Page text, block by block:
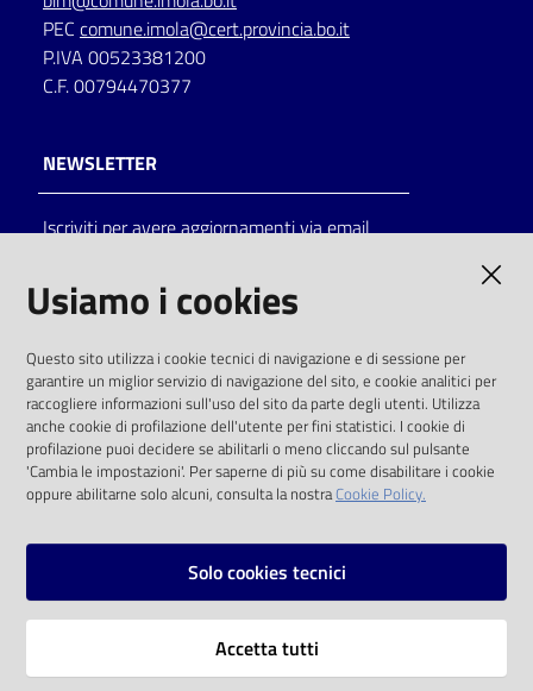
Catalogo
on line
Eventi
Chiedi al
bibliotecario
Avvisi
Orari
PEC comune.imola@cert.provincia.bo.it
P.IVA 00523381200
C.F. 00794470377
NEWSLETTER
Iscriviti per avere aggiornamenti via email
solo alle condizioni previste dalla direttiva
comunitaria 2003/98/CE e dal d.lgs. 36/2006
SOCIAL
Instagram
Vai alla pagina
Usiamo i cookies
Questo sito utilizza i cookie tecnici di navigazione e di sessione per
garantire un miglior servizio di navigazione del sito, e cookie analitici per
raccogliere informazioni sull'uso del sito da parte degli utenti. Utilizza
anche cookie di profilazione dell'utente per fini statistici. I cookie di
profilazione puoi decidere se abilitarli o meno cliccando sul pulsante
'Cambia le impostazioni'. Per saperne di più su come disabilitare i cookie
oppure abilitarne solo alcuni, consulta la nostraCookie Policy.
Solo cookies tecnici
Accetta tutti